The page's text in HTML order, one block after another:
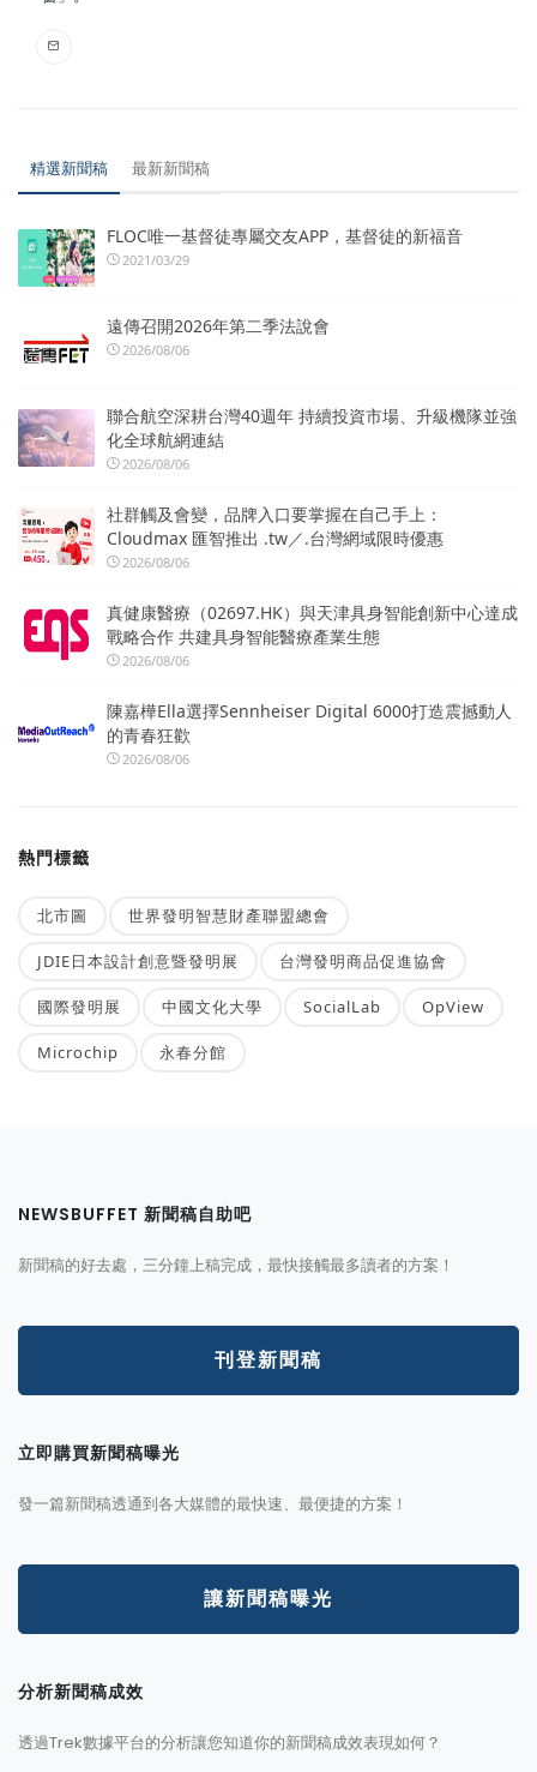
精選新聞稿 最新新聞稿
FLOC唯一基督徒專屬交友APP，基督徒的新福音
2021/03/29
遠傳召開2026年第二季法說會
2026/08/06
聯合航空深耕台灣40週年 持續投資市場、升級機隊並強
化全球航網連結
2026/08/06
社群觸及會變，品牌入口要掌握在自己手上：
Cloudmax 匯智推出 .tw／.台灣網域限時優惠
2026/08/06
真健康醫療（02697.HK）與天津具身智能創新中心達成
戰略合作 共建具身智能醫療產業生態
2026/08/06
陳嘉樺Ella選擇Sennheiser Digital 6000打造震撼動人
的青春狂歡
2026/08/06
熱門標籤
北市圖 世界發明智慧財產聯盟總會
JDIE日本設計創意暨發明展 台灣發明商品促進協會
國際發明展 中國文化大學 SocialLab OpView
Microchip 永春分館
NEWSBUFFET 新聞稿自助吧
新聞稿的好去處，三分鐘上稿完成，最快接觸最多讀者的方案！
刊登新聞稿
立即購買新聞稿曝光
發一篇新聞稿透通到各大媒體的最快速、最便捷的方案！
讓新聞稿曝光
分析新聞稿成效
透過Trek數據平台的分析讓您知道你的新聞稿成效表現如何？